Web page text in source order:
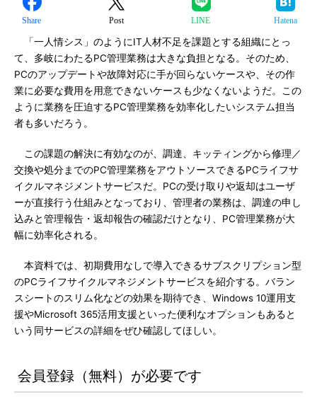
Share Post LINE Hatena
「一人情シス」のようにIT人材不足を課題とする組織にとっ
て、多岐にわたるPC管理業務は大きな負担となる。そのため、
PCのアップデートや故障対応に手が回らないケースや、その作
業に必要な費用を用意できないケースも少なくないようだ。この
ように業務を圧迫するPC管理業務を効率化したいシステム担当
者も多いだろう。
この課題の解決に有効なのが、調達、キッティングから修理／
交換や処分までのPC管理業務をアウトソースできるPCライフサ
イクルマネジメントサービスだ。PCの受け取りや返却はユーザ
ーが直接行う仕組みとなっており、管理者の業務は、調達の申し
込みと管理報告・返却報告の確認だけとなり、PC管理業務が大
幅に効率化される。
本資料では、初期費用なしで導入できるサブスクリプション型
のPCライフサイクルマネジメントサービスを紹介する。バラン
スシートのスリム化などの効果を期待でき、Windows 10運用支
援やMicrosoft 365活用支援といった便利なオプションもあると
いう同サービスの詳細をぜひ確認してほしい。
会員登録（無料）が必要です